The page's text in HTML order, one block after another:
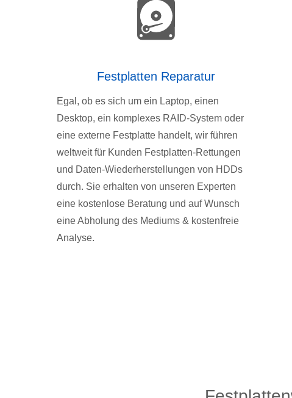
Festplatten Reparatur
Egal, ob es sich um ein Laptop, einen
Desktop, ein komplexes RAID-System oder
eine externe Festplatte handelt, wir führen
weltweit für Kunden Festplatten-Rettungen
und Daten-Wiederherstellungen von HDDs
durch. Sie erhalten von unseren Experten
eine kostenlose Beratung und auf Wunsch
eine Abholung des Mediums & kostenfreie
Analyse.